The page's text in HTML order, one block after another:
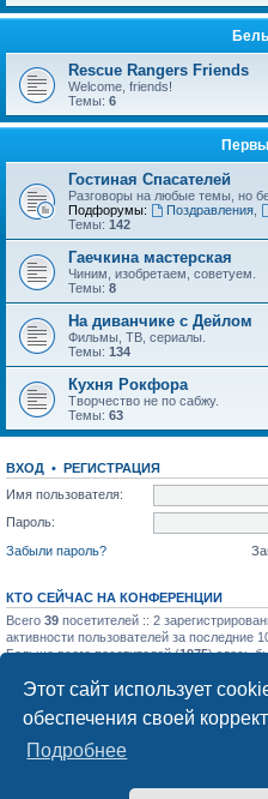
Этот сайт использует
обеспечения своей
Подробнее
Rescue Rangers Friends
Welcome, friends!
Темы: 6
Гостиная Спасателей
Разговоры на любые темы, но
Подфорумы:
Поздравления,
Темы: 142
Гаечкина мастерская
Чиним, изобретаем, советуем.
Темы: 8
На диванчике с Дейлом
Фильмы, ТВ, сериалы.
Темы: 134
Кухня Рокфора
Творчество не по сабжу.
Темы: 63
ВХОД • РЕГИСТРАЦИЯ
Имя пользователя:
Пароль:
Забыли пароль?
КТО СЕЙЧАС НА КОНФЕРЕНЦИИ
Всего 39 посетителей :: 2
активности пользователей за последние
Больше всего посетителей (1975) здесь
СТАТИСТИКА
Всего сообщений:39875• Всего тем:853•